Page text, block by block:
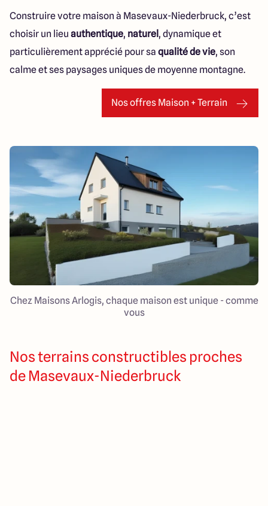
Construire votre maison à Masevaux-Niederbruck, c’est
choisir un lieu authentique, naturel , dynamique et
particulièrement apprécié pour sa qualité de vie, son
calme et ses paysages uniques de moyenne montagne.
Nos offres Maison + Terrain
Chez Maisons Arlogis, chaque maison est unique - comme
vous
Nos terrains constructibles proches
de Masevaux-Niederbruck